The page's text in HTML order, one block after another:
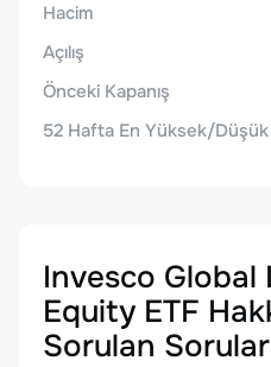
Hacim
Açılış
Önceki Kapanış
52 Hafta En Yüksek/Düşük
Invesco
Equity ETF
Sorulan Sorular